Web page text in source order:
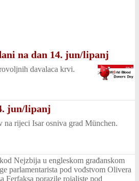
na dan 14. jun/lipanj
davalaca krvi.
jun/lipanj
na rijeci Isar osniva grad München.
Nejzbija u engleskom građanskom
parlamentarista pod vođstvom Olivera
Ferfaksa porazile rojaliste pod